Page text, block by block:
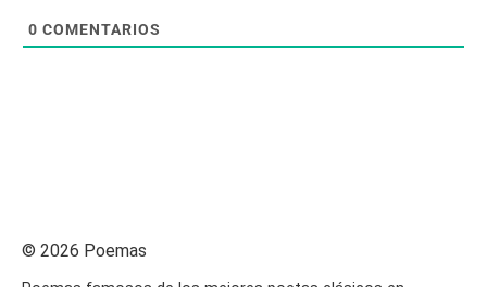
0 COMENTARIOS
© 2026 Poemas